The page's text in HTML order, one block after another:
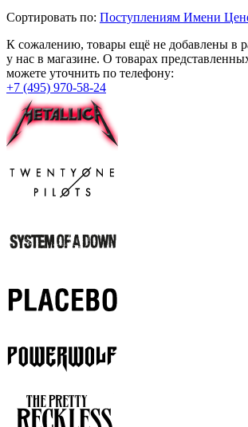
Сортировать по: Поступлениям Имени
К сожалению, товары ещё не добавлены в
у нас в магазине. О товарах
можете уточнить по телефону:
+7 (495) 970-58-24